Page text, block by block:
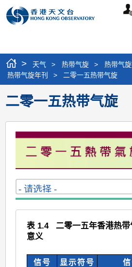
个
> 天气 > 热带气旋 > 热带气
热带气旋年刊
> 二零一五热带气旋
二零一五热带气旋
表 1.4 二零一五年香港热带
意义
信号 显示符号